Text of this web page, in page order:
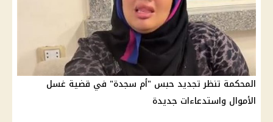
المحكمة تنظر تجديد حبس "أم سجدة" في قضية غسل
الأموال واستدعاءات جديدة